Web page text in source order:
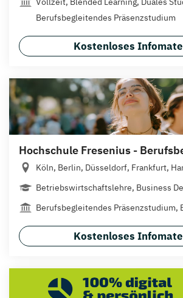
Berufsbegleitendes Präsenzstudium
Kostenloses
Hochschule Fresenius -
Köln, Berlin, Düsseldorf, Frankfurt,
Betriebswirtschaftslehre, Business
Berufsbegleitendes Präsenzstudium,
Kostenloses